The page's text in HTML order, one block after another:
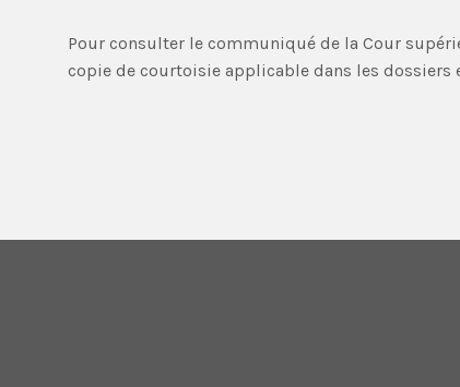
Pour consulter le communiqué de la Cour
copie de courtoisie applicable dans les dossiers